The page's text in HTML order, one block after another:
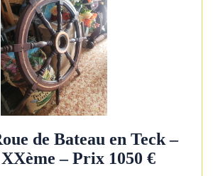
de Bateau en Teck –
– Prix 1050 €